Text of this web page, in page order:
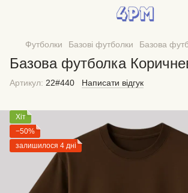
Футболки Базові футболки Базова
Базова футболка
Артикул: 22#440 Написати відгук
Хіт
−50%
залишилося 4 дні